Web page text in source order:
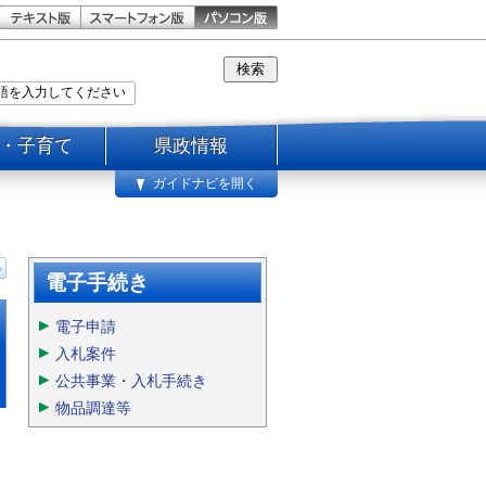
子育て 県政情報
ガイドナビを開く
電子手続き
電子申請
入札案件
公共事業・入札手続き
物品調達等